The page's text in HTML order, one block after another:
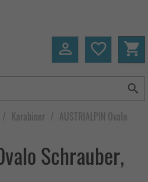
shopping_cart
favorite_border


Karabiner
AUSTRIALPIN Ovalo
Schrauber,